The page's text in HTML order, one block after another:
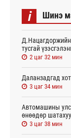
i Шинэ
Д.Нацагдоржийн
тусгай
2 цаг 32 мин
Даланзадгад
3 цаг 34 мин
Автомашины
өнөөдөр
3 цаг 38 мин